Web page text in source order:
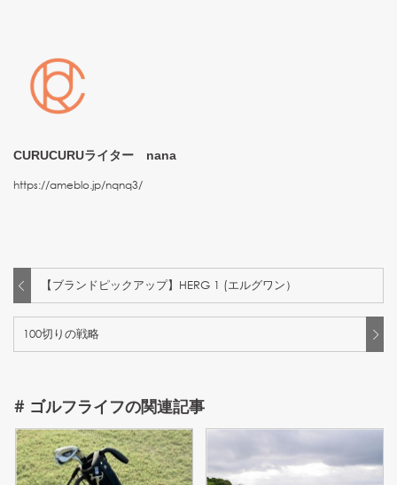
CURUCURUライター nana
https://ameblo.jp/nqnq3/
【ブランドピックアップ】HERG 1 (エルグワン）
100切りの戦略
# ゴルフライフの関連記事